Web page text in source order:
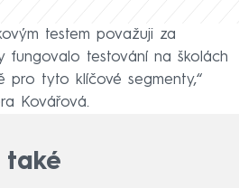
testem považuji za
fungovalo testování na školách
pro tyto klíčové segmenty,“
Kovářová.
také